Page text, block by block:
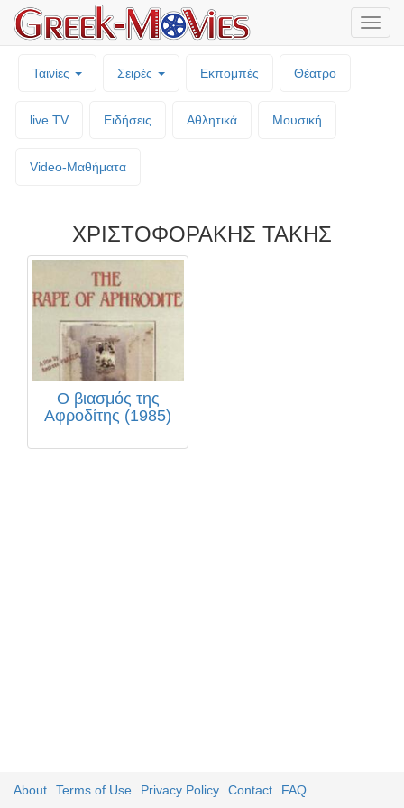
Ταινίες Σειρές Εκπομπές Θέατρο
live TV Ειδήσεις Αθλητικά Μουσική
Video-Mαθήματα
ΧΡΙΣΤΟΦΟΡΑΚΗΣ ΤΑΚΗΣ
Ο βιασμός της
Αφροδίτης (1985)
About Terms of Use Privacy Policy Contact FAQ